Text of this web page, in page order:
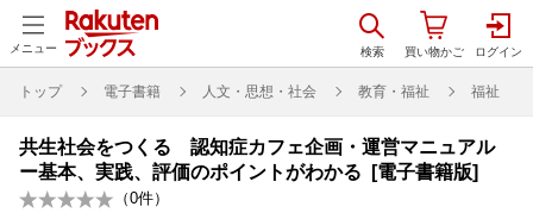
メニュー
トップ 電子書籍 人文・思想・社会 教育・福祉 福祉
共生社会をつくる 認知症カフェ企画・運営マニュアル
ー基本、実践、評価のポイントがわかる [電子書籍版]
（0件）